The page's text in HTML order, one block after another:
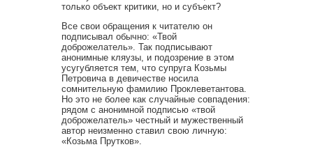
только объект критики, но и субъект?
Все свои обращения к читателю он
подписывал обычно: «Твой
доброжелатель». Так подписывают
анонимные кляузы, и подозрение в этом
усугубляется тем, что супруга Козьмы
Петровича в девичестве носила
сомнительную фамилию Проклеветантова.
Но это не более как случайные совпадения:
рядом с анонимной подписью «твой
доброжелатель» честный и мужественный
автор неизменно ставил свою личную:
«Козьма Прутков».